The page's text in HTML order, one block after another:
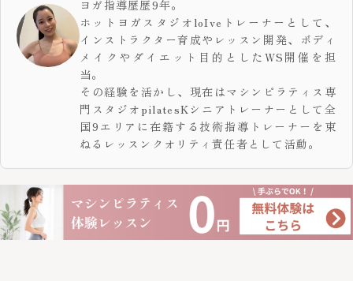
ヨガ指導歴歴9年。
ホットヨガスタジオloIveトレーナーとして、
インストラクター育成やレッスン開発、ボディ
メイクやダイエット目的としたWS開催を担
当。
その経験を活かし、現在はマシンピラティス専
門スタジオpilatesKシニアトレーナーとして全
国9エリアに在籍する技術指導トレーナーを束
ねるレッスンクオリティ責任者として活動。